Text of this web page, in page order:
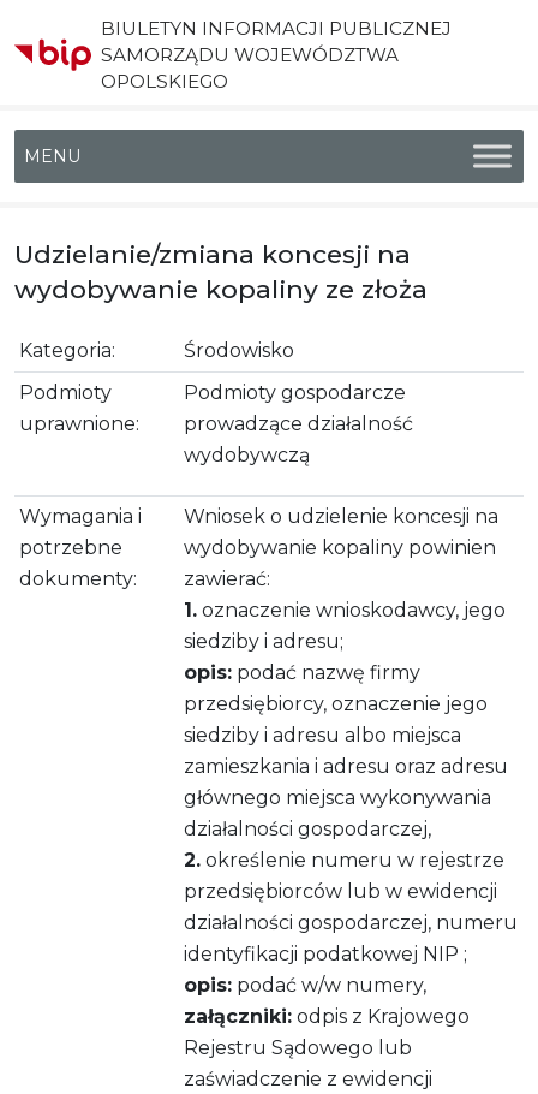
BIULETYN INFORMACJI PUBLICZNEJ
SAMORZĄDU WOJEWÓDZTWA
OPOLSKIEGO
Menu główne
Udzielanie/zmiana koncesji na
wydobywanie kopaliny ze złoża
Kategoria:
Środowisko
Podmioty
uprawnione:
Podmioty gospodarcze
prowadzące działalność
wydobywczą
Wymagania i
potrzebne
dokumenty:
Wniosek o udzielenie koncesji na
wydobywanie kopaliny powinien
zawierać:
1. oznaczenie wnioskodawcy, jego
siedziby i adresu;
opis: podać nazwę firmy
przedsiębiorcy, oznaczenie jego
siedziby i adresu albo miejsca
zamieszkania i adresu oraz adresu
głównego miejsca wykonywania
działalności gospodarczej,
2. określenie numeru w rejestrze
przedsiębiorców lub w ewidencji
działalności gospodarczej, numeru
identyfikacji podatkowej NIP ;
opis: podać w/w numery,
załączniki: odpis z Krajowego
Rejestru Sądowego lub
zaświadczenie z ewidencji